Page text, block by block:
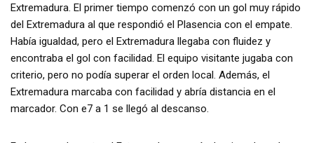
Extremadura. El primer tiempo comenzó con un gol muy rápido
del Extremadura al que respondió el Plasencia con el empate.
Había igualdad, pero el Extremadura llegaba con fluidez y
encontraba el gol con facilidad. El equipo visitante jugaba con
criterio, pero no podía superar el orden local. Además, el
Extremadura marcaba con facilidad y abría distancia en el
marcador. Con e7 a 1 se llegó al descanso.